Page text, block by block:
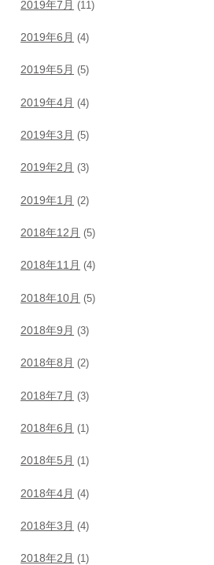
2019年7月 (11)
2019年6月 (4)
2019年5月 (5)
2019年4月 (4)
2019年3月 (5)
2019年2月 (3)
2019年1月 (2)
2018年12月 (5)
2018年11月 (4)
2018年10月 (5)
2018年9月 (3)
2018年8月 (2)
2018年7月 (3)
2018年6月 (1)
2018年5月 (1)
2018年4月 (4)
2018年3月 (4)
2018年2月 (1)